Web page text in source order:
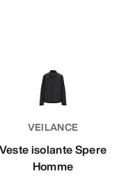
VEILANCE
Veste isolante Spere
Homme